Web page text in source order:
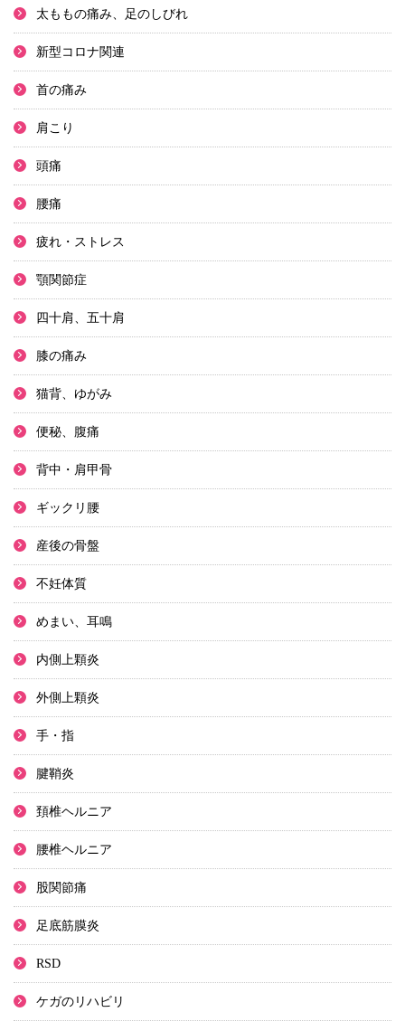
太ももの痛み、足のしびれ
新型コロナ関連
首の痛み
肩こり
頭痛
腰痛
疲れ・ストレス
顎関節症
四十肩、五十肩
膝の痛み
猫背、ゆがみ
便秘、腹痛
背中・肩甲骨
ギックリ腰
産後の骨盤
不妊体質
めまい、耳鳴
内側上顆炎
外側上顆炎
手・指
腱鞘炎
頚椎ヘルニア
腰椎ヘルニア
股関節痛
足底筋膜炎
RSD
ケガのリハビリ